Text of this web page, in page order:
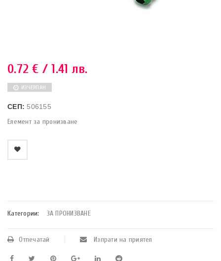
0.72€ / 1.41 лв.
ИЗЧЕРПАН
СЕП: 506155
Елемент за пронизване
Категории: ЗА ПРОНИЗВАНЕ
Отпечатай Изпрати на приятел